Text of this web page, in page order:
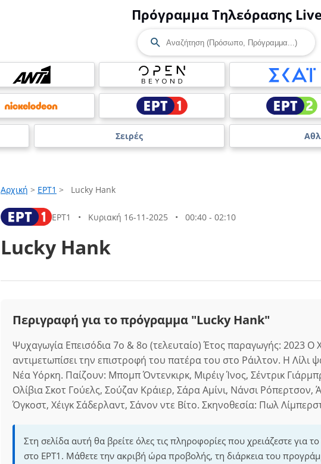
Πρόγραμμα Τηλεόρασης Live
Σειρές
Αρχική > ΕΡΤ1 > Lucky Hank
ΕΡΤ1 • Κυριακή 16-11-2025 • 00:40 - 02:10
Lucky Hank
Περιγραφή για το πρόγραμμα "Lucky Hank"
Ψυχαγωγία Επεισόδια 7ο & 8ο (τελευταίο) Έτος παραγωγής: 2023 Ο
αντιμετωπίσει την επιστροφή του πατέρα του στο Ράιλτον. Η Λίλι
Νέα Υόρκη. Παίζουν: Μπομπ Όντενκιρκ, Μιρέιγ Ίνος, Σέντρικ
Ολίβια Σκοτ Γούελς, Σούζαν Κράιερ, Σάρα Αμίνι, Νάνσι Ρόπερτσον,
Όγκοστ, Χέιγκ Σάδερλαντ, Σάνον ντε Βίτο. Σκηνοθεσία: Πωλ
Στη σελίδα αυτή θα βρείτε όλες τις πληροφορίες που χρειάζεστε για
στο ΕΡΤ1. Μάθετε την ακριβή ώρα προβολής, τη διάρκεια του